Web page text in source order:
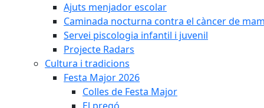
Ajuts menjador escolar
Caminada nocturna contra el càncer de
Servei piscologia infantil i juvenil
Projecte Radars
Cultura i tradicions
Festa Major 2026
Colles de Festa Major